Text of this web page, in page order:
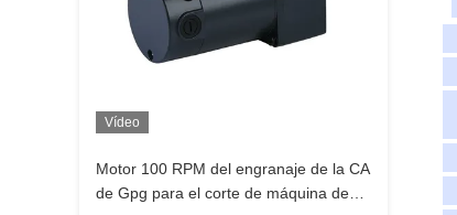
Vídeo
Motor 100 RPM del engranaje de la CA
de Gpg para el corte de máquina de